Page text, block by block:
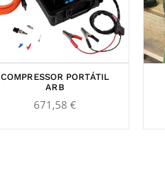
COMPRESSOR PORTÁTIL
ARB
671,58 €